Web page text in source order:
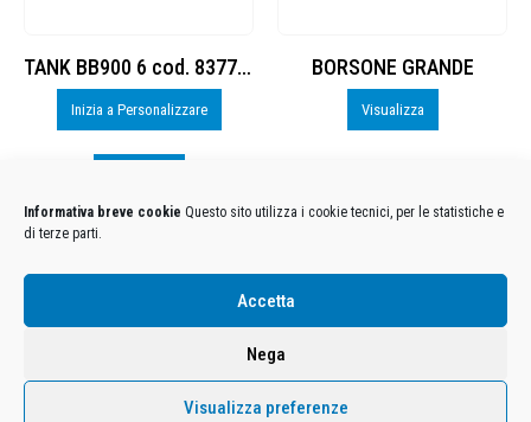
Informativa breve cookie Questo sito utilizza i cookie tecnici, per le statistiche e
di terze parti.
Accetta
Nega
Visualizza preferenze
TANK BB900 6 cod. 8377558
Inizia a Personalizzare
BORSONE GRANDE
Visualizza
Condizioni Generali di Utilizzo-Cookies-Privacy
Euro 12.500.000 i.v. - C.F. e Iscr. Reg. Imp. Monza e Brianza 02137480964 - R.E.A. MB-1370021 -
P.IVA. 11005760159 - Direzione e coordinamento art. 2497 C.C. DECATHLON SA, Villeneuve